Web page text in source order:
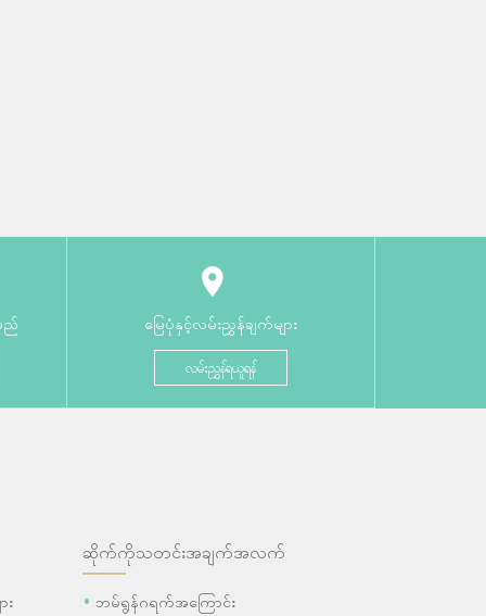
ည် မြေပုံနှင့်လမ်းညွှန်ချက်များ
လမ်းညွှန်ရယူရန်
း
ဆိုက်ကိုသတင်းအချက်အလက်
ဘမ်ရွန်ဂရက်အကြောင်း